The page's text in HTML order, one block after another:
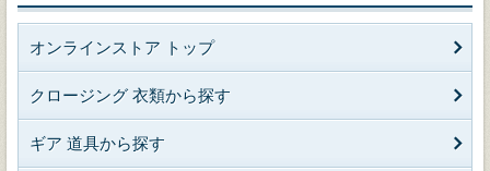
オンラインストア トップ
クロージング 衣類から探す
ギア 道具から探す